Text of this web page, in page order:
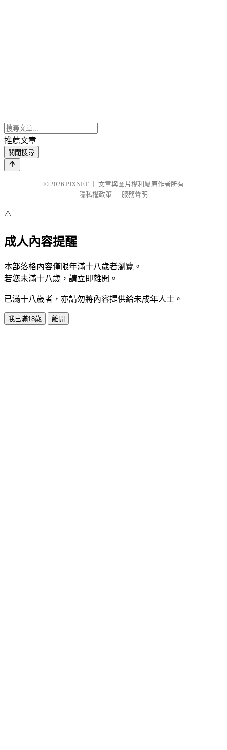
推薦文章
關閉搜尋
© 2026 PIXNET
文章與圖片權利屬原作者所有
隱私權政策
服務聲明
⚠️
成人內容提醒
本部落格內容僅限年滿十八歲者瀏覽。
若您未滿十八歲，請立即離開。
已滿十八歲者，亦請勿將內容提供給未成年人士。
我已滿18歲 離開